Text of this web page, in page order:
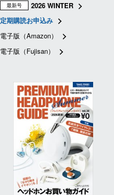
最新号
2026 WINTER
定期購読お申込み
電子版（Amazon）
電子版（Fujisan）